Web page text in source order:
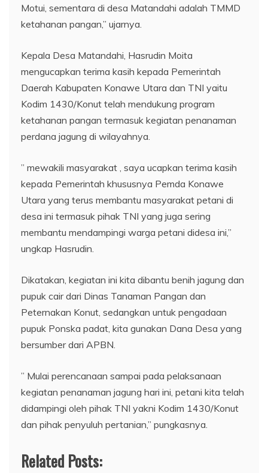
Motui, sementara di desa Matandahi adalah TMMD
ketahanan pangan,” ujarnya.
Kepala Desa Matandahi, Hasrudin Moita
mengucapkan terima kasih kepada Pemerintah
Daerah Kabupaten Konawe Utara dan TNI yaitu
Kodim 1430/Konut telah mendukung program
ketahanan pangan termasuk kegiatan penanaman
perdana jagung di wilayahnya.
” mewakili masyarakat , saya ucapkan terima kasih
kepada Pemerintah khususnya Pemda Konawe
Utara yang terus membantu masyarakat petani di
desa ini termasuk pihak TNI yang juga sering
membantu mendampingi warga petani didesa ini,”
ungkap Hasrudin.
Dikatakan, kegiatan ini kita dibantu benih jagung dan
pupuk cair dari Dinas Tanaman Pangan dan
Peternakan Konut, sedangkan untuk pengadaan
pupuk Ponska padat, kita gunakan Dana Desa yang
bersumber dari APBN.
” Mulai perencanaan sampai pada pelaksanaan
kegiatan penanaman jagung hari ini, petani kita telah
didampingi oleh pihak TNI yakni Kodim 1430/Konut
dan pihak penyuluh pertanian,” pungkasnya.
Related Posts: